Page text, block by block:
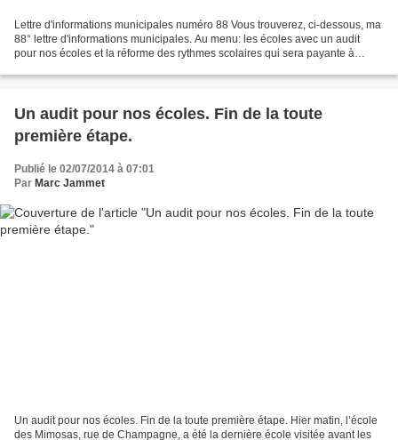
Lettre d'informations municipales numéro 88 Vous trouverez, ci-dessous, ma
88° lettre d'informations municipales. Au menu: les écoles avec un audit
pour nos écoles et la réforme des rythmes scolaires qui sera payante à
Un audit pour nos écoles. Fin de la toute
première étape.
Publié le 02/07/2014 à 07:01
Par Marc Jammet
Un audit pour nos écoles. Fin de la toute première étape. Hier matin, l’école
des Mimosas, rue de Champagne, a été la dernière école visitée avant les